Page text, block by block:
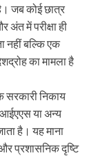
जब कोई छात्र
में परीक्षा ही
नहीं बल्कि एक
का मामला है
सरकारी निकाय
या अन्य
है। यह माना
प्रशासनिक दृष्टि